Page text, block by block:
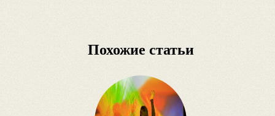
Похожие статьи